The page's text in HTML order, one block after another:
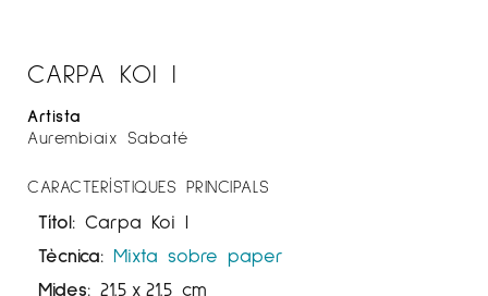
CARPA KOI I
Artista
Aurembiaix Sabaté
CARACTERÍSTIQUES PRINCIPALS
Títol: Carpa Koi I
Tècnica: Mixta sobre paper
Mides: 21.5 x 21.5 cm